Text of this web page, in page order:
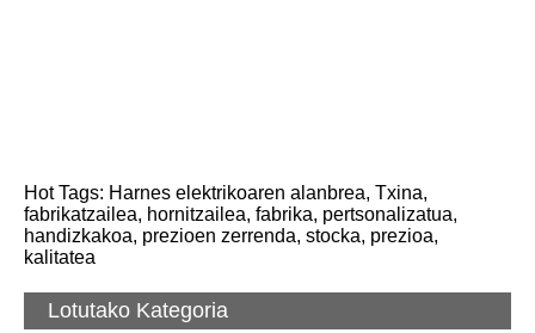
Hot Tags: Harnes elektrikoaren alanbrea, Txina,
fabrikatzailea, hornitzailea, fabrika, pertsonalizatua,
handizkakoa, prezioen zerrenda, stocka, prezioa,
kalitatea
Lotutako Kategoria